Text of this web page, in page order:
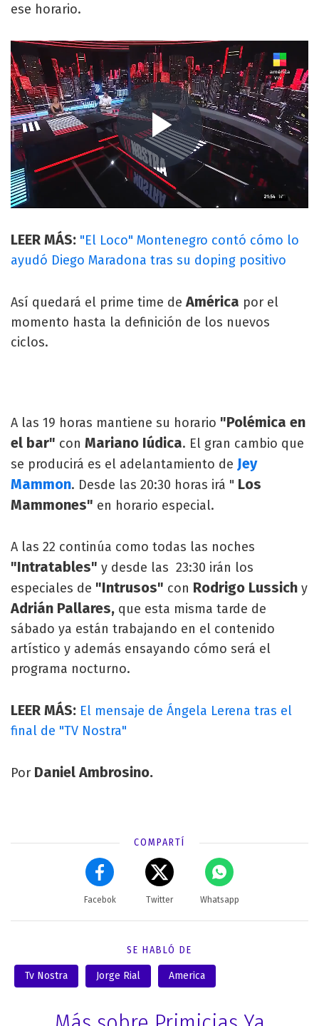
ese horario.
LEER MÁS: "El Loco" Montenegro contó cómo lo
ayudó Diego Maradona tras su doping positivo
Así quedará el prime time deAmérica por el
momento hasta la definición de los nuevos
ciclos.
A las 19 horas mantiene su horario "Polémica en
el bar" con Mariano Iúdica. El gran cambio que
se producirá es el adelantamiento de Jey
Mammon. Desde las 20:30 horas irá " Los
Mammones" en horario especial.
A las 22 continúa como todas las noches
"Intratables" y desde las 23:30 irán los
especiales de "Intrusos" con Rodrigo Lussich y
Adrián Pallares, que esta misma tarde de
sábado ya están trabajando en el contenido
artístico y además ensayando cómo será el
programa nocturno.
LEER MÁS: El mensaje de Ángela Lerena tras el
final de "TV Nostra"
Por Daniel Ambrosino.
COMPARTÍ
Facebok Twitter Whatsapp
SE HABLÓ DE
Tv Nostra Jorge Rial America